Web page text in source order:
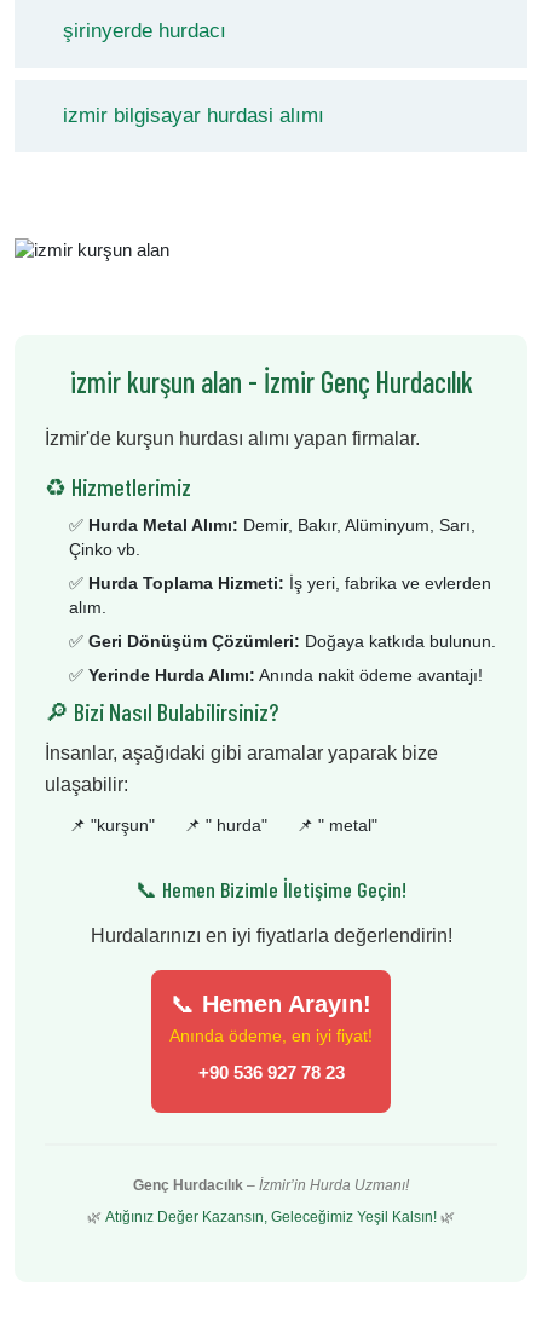
şirinyerde hurdacı
izmir bilgisayar hurdasi alımı
izmir kurşun alan - İzmir Genç Hurdacılık
İzmir'de kurşun hurdası alımı yapan firmalar.
♻️ Hizmetlerimiz
✅ Hurda Metal Alımı: Demir, Bakır, Alüminyum, Sarı,
Çinko vb.
✅ Hurda Toplama Hizmeti: İş yeri, fabrika ve evlerden
alım.
✅ Geri Dönüşüm Çözümleri: Doğaya katkıda bulunun.
✅ Yerinde Hurda Alımı: Anında nakit ödeme avantajı!
🔎 Bizi Nasıl Bulabilirsiniz?
İnsanlar, aşağıdaki gibi aramalar yaparak bize
ulaşabilir:
📌 "kurşun" 📌 " hurda" 📌 " metal"
📞 Hemen Bizimle İletişime Geçin!
Hurdalarınızı en iyi fiyatlarla değerlendirin!
📞 Hemen Arayın!
Anında ödeme, en iyi fiyat!
+90 536 927 78 23
Genç Hurdacılık – İzmir’in Hurda Uzmanı!
🌿 Atığınız Değer Kazansın, Geleceğimiz Yeşil Kalsın! 🌿